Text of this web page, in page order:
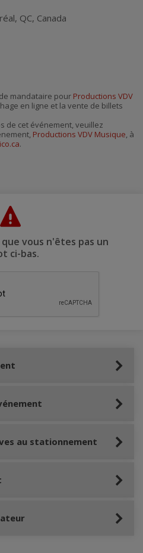
, QC, Canada
mandataire pour Productions VDV
en ligne et la vente de billets
de cet événement, veuillez
Productions VDV Musique, à
.
vous n'êtes pas un
ci-bas.
au stationnement